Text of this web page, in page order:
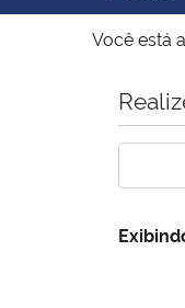
Você está
Início do